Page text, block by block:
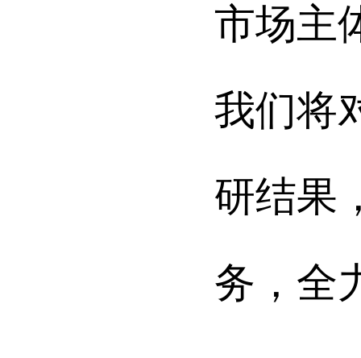
市场主
我们将
研结果
务，全